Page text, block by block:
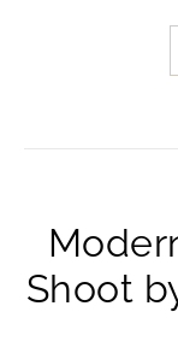
Shoot